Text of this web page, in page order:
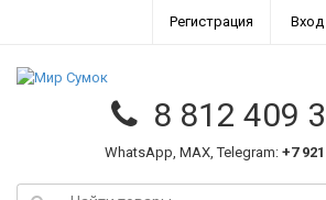
Регистрация Вход
8 812 409
WhatsApp, MAX, Telegram: +7